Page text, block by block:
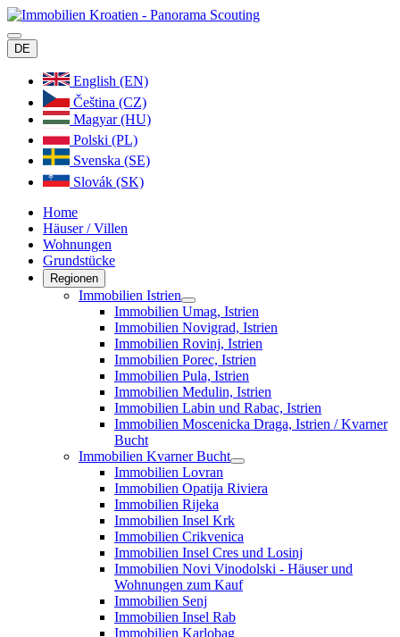
DE
English (EN)
Čeština (CZ)
Magyar (HU)
Polski (PL)
Svenska (SE)
Slovák (SK)
Home
Häuser / Villen
Wohnungen
Grundstücke
Regionen
Immobilien Istrien
Immobilien Umag, Istrien
Immobilien Novigrad, Istrien
Immobilien Rovinj, Istrien
Immobilien Porec, Istrien
Immobilien Pula, Istrien
Immobilien Medulin, Istrien
Immobilien Labin und Rabac, Istrien
Immobilien Moscenicka Draga, Istrien / Kvarner
Bucht
Immobilien Kvarner Bucht
Immobilien Lovran
Immobilien Opatija Riviera
Immobilien Rijeka
Immobilien Insel Krk
Immobilien Crikvenica
Immobilien Insel Cres und Losinj
Immobilien Novi Vinodolski - Häuser und
Wohnungen zum Kauf
Immobilien Senj
Immobilien Insel Rab
Immobilien Karlobag